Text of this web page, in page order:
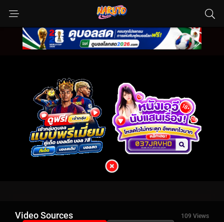
Video Sources 109 Views